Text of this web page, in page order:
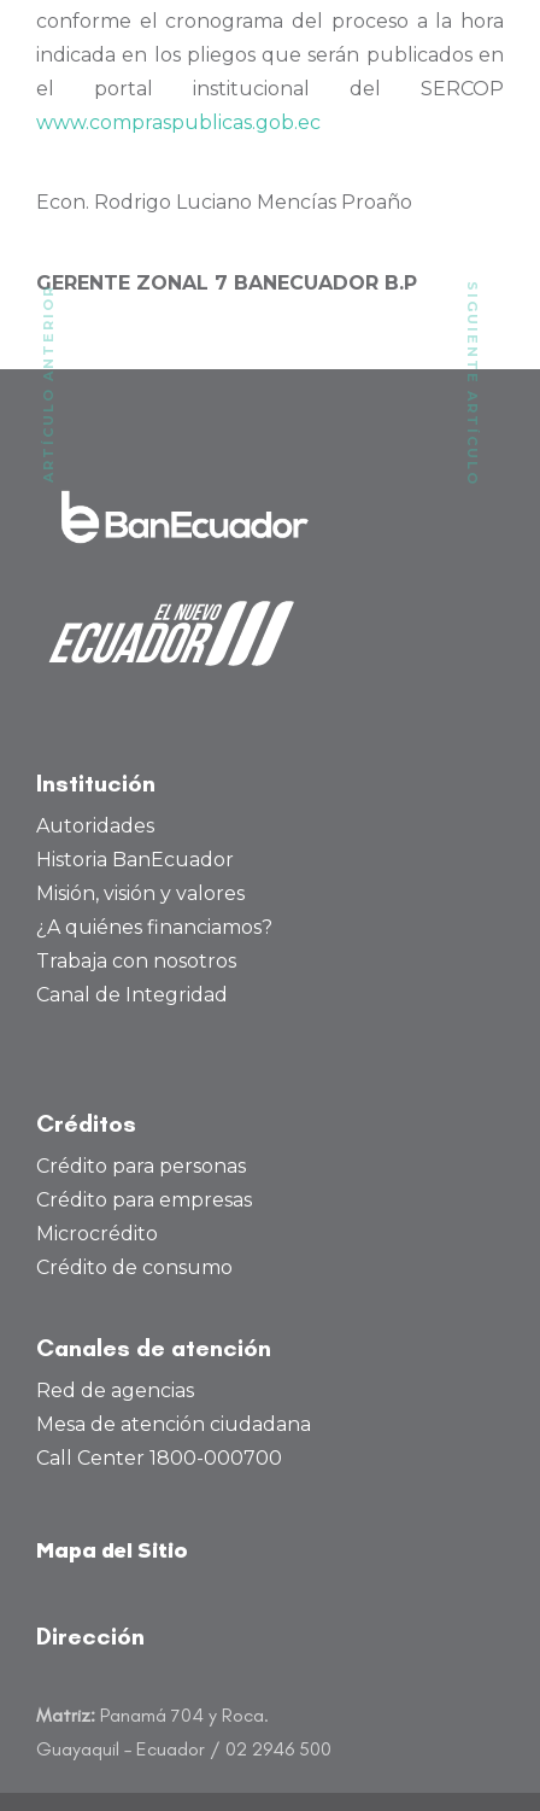
conforme el cronograma del proceso a la hora
indicada en los pliegos que serán publicados en
el portal institucional del SERCOP
www.compraspublicas.gob.ec
Econ. Rodrigo Luciano Mencías Proaño
GERENTE ZONAL 7 BANECUADOR B.P
ARTÍCULO ANTERIOR SIGUIENTE ARTÍCULO
Institución
Autoridades
Historia BanEcuador
Misión, visión y valores
¿A quiénes financiamos?
Trabaja con nosotros
Canal de Integridad
Créditos
Crédito para personas
Crédito para empresas
Microcrédito
Crédito de consumo
Canales de atención
Red de agencias
Mesa de atención ciudadana
Call Center 1800-000700
Mapa del Sitio
Dirección
Matriz: Panamá 704 y Roca.
Guayaquil – Ecuador / 02 2946 500